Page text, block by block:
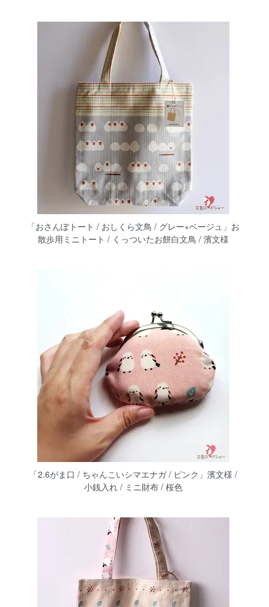
「おさんぽトート / おしくら文鳥 / グレー×ベージュ」お
散歩用ミニトート / くっついたお餅白文鳥 / 濱文様
「2.6がま口 / ちゃんこいシマエナガ / ピンク」濱文様 /
小銭入れ / ミニ財布 / 桜色